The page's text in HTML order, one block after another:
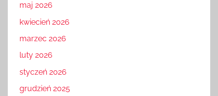
maj 2026
kwiecień 2026
marzec 2026
luty 2026
styczeń 2026
grudzień 2025